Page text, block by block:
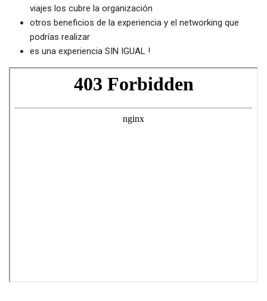
viajes los cubre la organización
otros beneficios de la experiencia y el networking que
podrías realizar
es una experiencia SIN IGUAL !